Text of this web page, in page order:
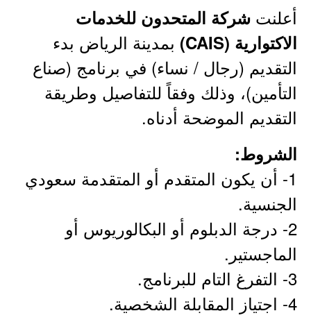
أعلنت شركة المتحدون للخدمات
الاكتوارية (CAIS)
بمدينة الرياض بدء
التقديم (رجال / نساء) في برنامج (صناع
التأمين)، وذلك وفقاً للتفاصيل وطريقة
التقديم الموضحة أدناه.
الشروط:
1- أن يكون المتقدم أو المتقدمة سعودي
الجنسية.
2- درجة الدبلوم أو البكالوريوس أو
الماجستير.
3- التفرغ التام للبرنامج.
4- اجتياز المقابلة الشخصية.